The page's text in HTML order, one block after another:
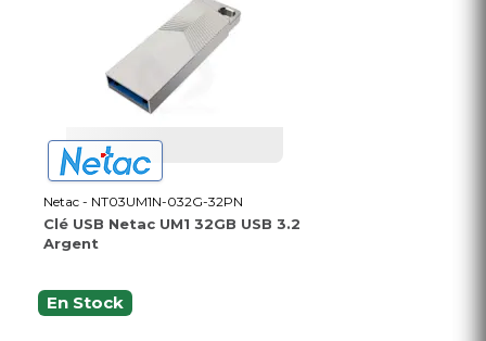
Netac - NT03UM1N-032G-32PN
Clé USB Netac UM1 32GB USB 3.2
Argent
En Stock